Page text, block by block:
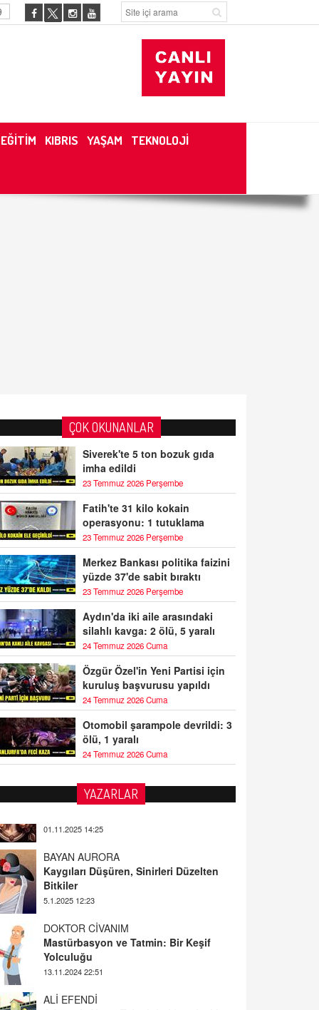
EĞİTİM KIBRIS YAŞAM TEKNOLOJİ
ÇOK OKUNANLAR
Siverek'te 5 ton bozuk gıda
imha edildi
23 Temmuz 2026 Perşembe
Fatih'te 31 kilo kokain
operasyonu: 1 tutuklama
23 Temmuz 2026 Perşembe
Merkez Bankası politika faizini
yüzde 37'de sabit bıraktı
23 Temmuz 2026 Perşembe
Aydın'da iki aile arasındaki
silahlı kavga: 2 ölü, 5 yaralı
24 Temmuz 2026 Cuma
Özgür Özel'in Yeni Partisi için
kuruluş başvurusu yapıldı
24 Temmuz 2026 Cuma
Otomobil şarampole devrildi: 3
ölü, 1 yaralı
24 Temmuz 2026 Cuma
YAZARLAR
BAYAN AURORA
Bitkiler
5.1.2025 12:23
DOKTOR CİVANIM
Yolculuğu
13.11.2024 22:51
ALİ EFENDİ
Cumartesi